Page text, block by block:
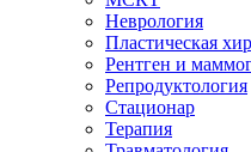
Неврология
Пластическая
Рентген и
Репродуктология
Стационар
Терапия